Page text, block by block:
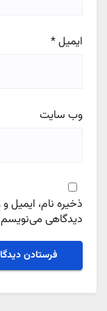
ایمیل*
وب‌ سایت
ذخیره نام، ایمیل
دیدگاهی